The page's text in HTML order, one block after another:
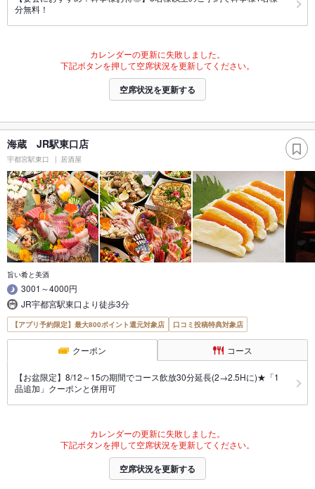
分無料！
カレンダーの更新に失敗しました。
下記ボタンを押して空席状況を更新してください。
空席状況を更新する
海蔵 JR駅東口店
宇都宮駅東口 居酒屋
旨い肴と美酒
3001～4000円
JR宇都宮駅東口より徒歩3分
【アプリ予約限定】最大800ポイント還元対象店 口コミ投稿特典対象店
クーポン コース
【お盆限定】8/12～15の期間でコース飲放30分延長(2→2.5Hに)★「1
品追加」クーポンと併用可
カレンダーの更新に失敗しました。
下記ボタンを押して空席状況を更新してください。
空席状況を更新する